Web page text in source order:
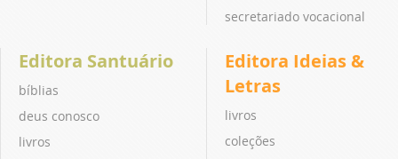
secretariado vocacional
Editora Santuário
bíblias
deus conosco
livros
Editora Ideias &
Letras
livros
coleções